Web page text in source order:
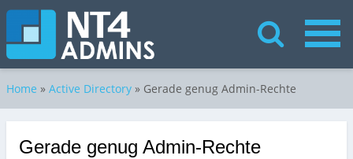
Home » Active Directory » Gerade genug Admin-Rechte
Gerade genug Admin-Rechte